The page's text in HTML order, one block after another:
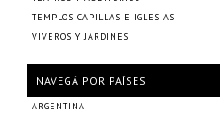
TEMPLOS CAPILLAS E IGLESIAS
VIVEROS Y JARDINES
NAVEGÁ POR PAÍSES
ARGENTINA